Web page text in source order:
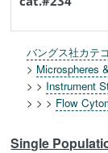
バングス社カテ
> Microspheres
> > Instrument
> > > Flow
Single